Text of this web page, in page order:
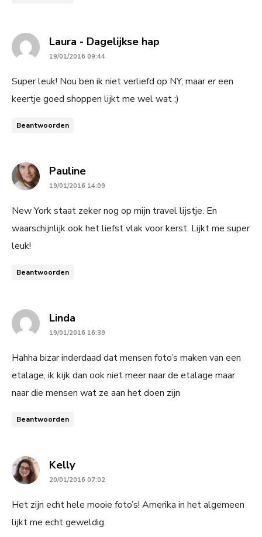
Laura - Dagelijkse hap
19/01/2016 09:44
Super leuk! Nou ben ik niet verliefd op NY, maar er een
keertje goed shoppen lijkt me wel wat ;)
Beantwoorden
Paulinesays:
19/01/2016 14:09
New York staat zeker nog op mijn travel lijstje. En
waarschijnlijk ook het liefst vlak voor kerst. Lijkt me super
leuk!
Beantwoorden
Linda
19/01/2016 16:39
Hahha bizar inderdaad dat mensen foto’s maken van een
etalage, ik kijk dan ook niet meer naar de etalage maar
naar die mensen wat ze aan het doen zijn
Beantwoorden
Kellysays:
20/01/2016 07:02
Het zijn echt hele mooie foto’s! Amerika in het algemeen
lijkt me echt geweldig.